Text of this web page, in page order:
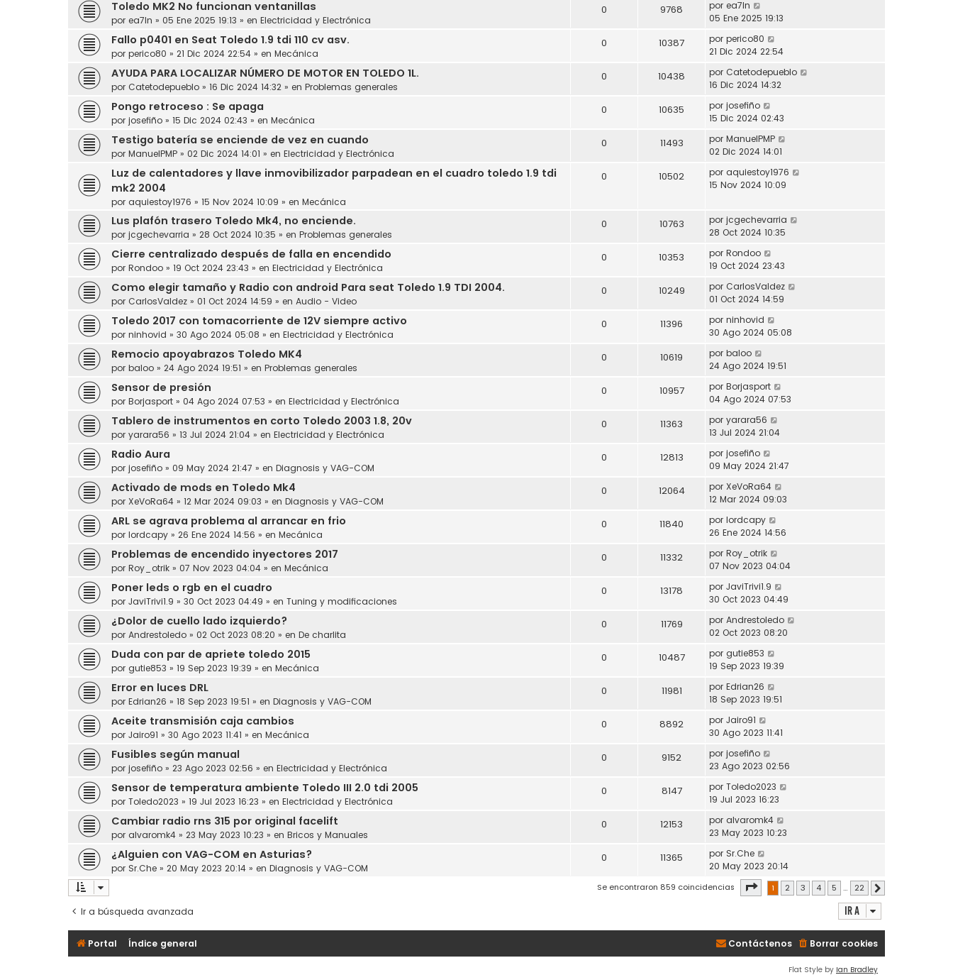
Toledo MK2 No funcionan ventanillas
por ea7ln » 05 Ene 2025 19:13 » en Electricidad y Electrónica
0 9768 por ea7ln
05 Ene 2025 19:13
Fallo p0401 en Seat Toledo 1.9 tdi 110 cv asv.
por perico80 » 21 Dic 2024 22:54 » en Mecánica
0 10387 por perico80
21 Dic 2024 22:54
AYUDA PARA LOCALIZAR NÚMERO DE MOTOR EN TOLEDO 1L.
por Catetodepueblo » 16 Dic 2024 14:32 » en Problemas generales
0 10438 por Catetodepueblo
16 Dic 2024 14:32
Pongo retroceso : Se apaga
por josefiño » 15 Dic 2024 02:43 » en Mecánica
0 10635 por josefiño
15 Dic 2024 02:43
Testigo batería se enciende de vez en cuando
por ManuelPMP » 02 Dic 2024 14:01 » en Electricidad y Electrónica
0 11493 por ManuelPMP
02 Dic 2024 14:01
Luz de calentadores y llave inmovibilizador parpadean en el cuadro toledo 1.9 tdi
mk2 2004
por aquiestoy1976 » 15 Nov 2024 10:09 » en Mecánica
0 10502 por aquiestoy1976
15 Nov 2024 10:09
Lus plafón trasero Toledo Mk4, no enciende.
por jcgechevarria » 28 Oct 2024 10:35 » en Problemas generales
0 10763 por jcgechevarria
28 Oct 2024 10:35
Cierre centralizado después de falla en encendido
por Rondoo » 19 Oct 2024 23:43 » en Electricidad y Electrónica
0 10353 por Rondoo
19 Oct 2024 23:43
Como elegir tamaño y Radio con android Para seat Toledo 1.9 TDI 2004.
por CarlosValdez » 01 Oct 2024 14:59 » en Audio - Video
0 10249 por CarlosValdez
01 Oct 2024 14:59
Toledo 2017 con tomacorriente de 12V siempre activo
por ninhovid » 30 Ago 2024 05:08 » en Electricidad y Electrónica
0 11396 por ninhovid
30 Ago 2024 05:08
Remocio apoyabrazos Toledo MK4
por baloo » 24 Ago 2024 19:51 » en Problemas generales
0 10619 por baloo
24 Ago 2024 19:51
Sensor de presión
por Borjasport » 04 Ago 2024 07:53 » en Electricidad y Electrónica
0 10957 por Borjasport
04 Ago 2024 07:53
Tablero de instrumentos en corto Toledo 2003 1.8, 20v
por yarara56 » 13 Jul 2024 21:04 » en Electricidad y Electrónica
0 11363 por yarara56
13 Jul 2024 21:04
Radio Aura
por josefiño » 09 May 2024 21:47 » en Diagnosis y VAG-COM
0 12813 por josefiño
09 May 2024 21:47
Activado de mods en Toledo Mk4
por XeVoRa64 » 12 Mar 2024 09:03 » en Diagnosis y VAG-COM
0 12064 por XeVoRa64
12 Mar 2024 09:03
ARL se agrava problema al arrancar en frio
por lordcapy » 26 Ene 2024 14:56 » en Mecánica
0 11840 por lordcapy
26 Ene 2024 14:56
Problemas de encendido inyectores 2017
por Roy_otrik » 07 Nov 2023 04:04 » en Mecánica
0 11332 por Roy_otrik
07 Nov 2023 04:04
Poner leds o rgb en el cuadro
por JaviTrivi1.9 » 30 Oct 2023 04:49 » en Tuning y modificaciones
0 13178 por JaviTrivi1.9
30 Oct 2023 04:49
¿Dolor de cuello lado izquierdo?
por Andrestoledo » 02 Oct 2023 08:20 » en De charlita
0 11769 por Andrestoledo
02 Oct 2023 08:20
Duda con par de apriete toledo 2015
por gutie853 » 19 Sep 2023 19:39 » en Mecánica
0 10487 por gutie853
19 Sep 2023 19:39
Error en luces DRL
por Edrian26 » 18 Sep 2023 19:51 » en Diagnosis y VAG-COM
0 11981 por Edrian26
18 Sep 2023 19:51
Aceite transmisión caja cambios
por Jairo91 » 30 Ago 2023 11:41 » en Mecánica
0 8892 por Jairo91
30 Ago 2023 11:41
Fusibles según manual
por josefiño » 23 Ago 2023 02:56 » en Electricidad y Electrónica
0 9152 por josefiño
23 Ago 2023 02:56
Sensor de temperatura ambiente Toledo III 2.0 tdi 2005
por Toledo2023 » 19 Jul 2023 16:23 » en Electricidad y Electrónica
0 8147 por Toledo2023
19 Jul 2023 16:23
Cambiar radio rns 315 por original facelift
por alvaromk4 » 23 May 2023 10:23 » en Bricos y Manuales
0 12153 por alvaromk4
23 May 2023 10:23
¿Alguien con VAG-COM en Asturias?
por Sr.Che » 20 May 2023 20:14 » en Diagnosis y VAG-COM
0 11365 por Sr.Che
20 May 2023 20:14
Se encontraron 859 coincidencias Página1 de
1 2 3 4 5 … 22
Ir a búsqueda avanzada Ir a
Portal Índice general Borrar cookies
Contáctenos
Flat Style by Ian Bradley